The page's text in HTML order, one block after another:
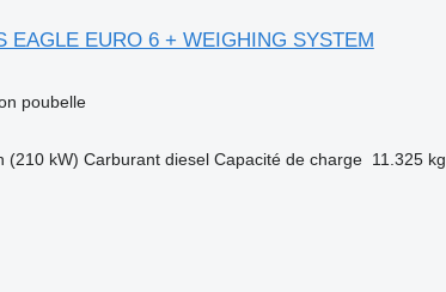
EAGLE EURO 6 + WEIGHING SYSTEM
poubelle
(210 kW) Carburant diesel Capacité de charge 11.325 kg